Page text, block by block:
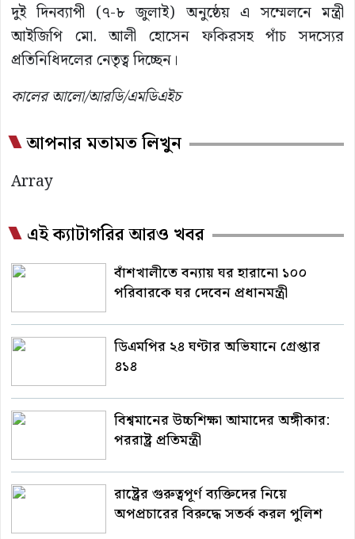
দুই দিনব্যাপী (৭-৮ জুলাই) অনুষ্ঠেয় এ সম্মেলনে মন্ত্রী
আইজিপি মো. আলী হোসেন ফকিরসহ পাঁচ সদস্যের
প্রতিনিধিদলের নেতৃত্ব দিচ্ছেন।
কালের আলো/আরডি/এমডিএইচ
আপনার মতামত লিখুন
Array
এই ক্যাটাগরির আরও খবর
বাঁশখালীতে বন্যায় ঘর হারানো ১০০
পরিবারকে ঘর দেবেন প্রধানমন্ত্রী
ডিএমপির ২৪ ঘণ্টার অভিযানে গ্রেপ্তার
৪১৪
বিশ্বমানের উচ্চশিক্ষা আমাদের অঙ্গীকার:
পররাষ্ট্র প্রতিমন্ত্রী
রাষ্ট্রের গুরুত্বপূর্ণ ব্যক্তিদের নিয়ে
অপপ্রচারের বিরুদ্ধে সতর্ক করল পুলিশ